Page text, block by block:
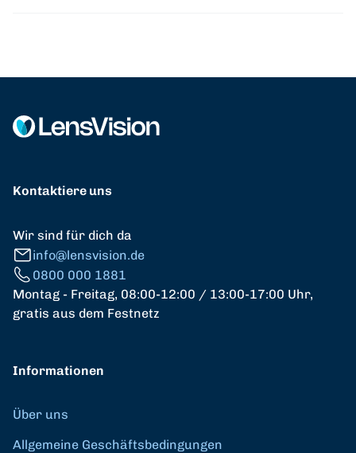
Kontaktiere uns
Wir sind für dich da
info@lensvision.de
0800 000 1881
Montag - Freitag, 08:00-12:00 / 13:00-17:00 Uhr,
gratis aus dem Festnetz
Informationen
Über uns
Allgemeine Geschäftsbedingungen